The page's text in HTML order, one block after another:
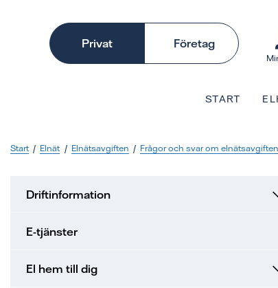
Privat Företag
START
Start Elnät Elnätsavgiften Frågor och svar om elnätsavgiften
Driftinformation
E-tjänster
El hem till dig